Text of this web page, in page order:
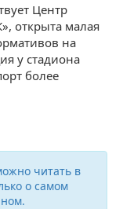
Центр
открыта малая
на
у стадиона
более
читать в
о самом